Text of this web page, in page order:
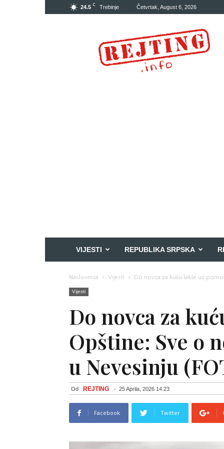
24.5 C Trebinje Četvrtak, August 6, 2026
VIJESTI REPUBLIKA SRPSKA
Naslovnica Vijesti Do novca za kuću lakše uz
Vijesti
Do novca za
Opštine: Sve o
u Nevesinju
Od REJTING - 25 Aprila, 2026 14:23
Facebook Twitter